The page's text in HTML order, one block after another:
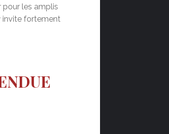
pour les amplis
invite fortement